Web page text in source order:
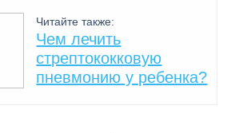
Читайте также:
Чем лечить
стрептококковую
пневмонию у ребенка?